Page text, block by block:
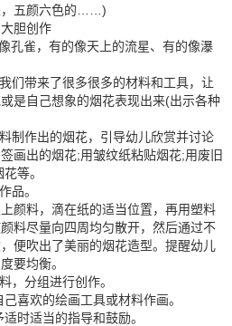
，五颜六色的……)
胆创作
雀，有的像天上的流星、有的像瀑
带来了很多很多的材料和工具，让
是自己想象的烟花表现出来(出示各种
作出的烟花，引导幼儿欣赏并讨论
画出的烟花;用皱纹纸粘贴烟花;用废旧
等。
。
料，滴在纸的适当位置，再用塑料
料尽量向四周均匀散开，然后通过不
便吹出了美丽的烟花造型。提醒幼儿
要均衡。
分组进行创作。
欢的绘画工具或材料作画。
适当的指导和鼓励。